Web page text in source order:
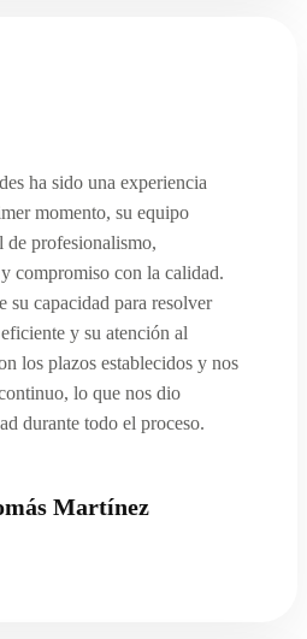
Martínez
ha sido una experiencia
momento, su equipo
de profesionalismo,
compromiso con la calidad.
su capacidad para resolver
y su atención al
los plazos establecidos y nos
lo que nos dio
durante todo el proceso.